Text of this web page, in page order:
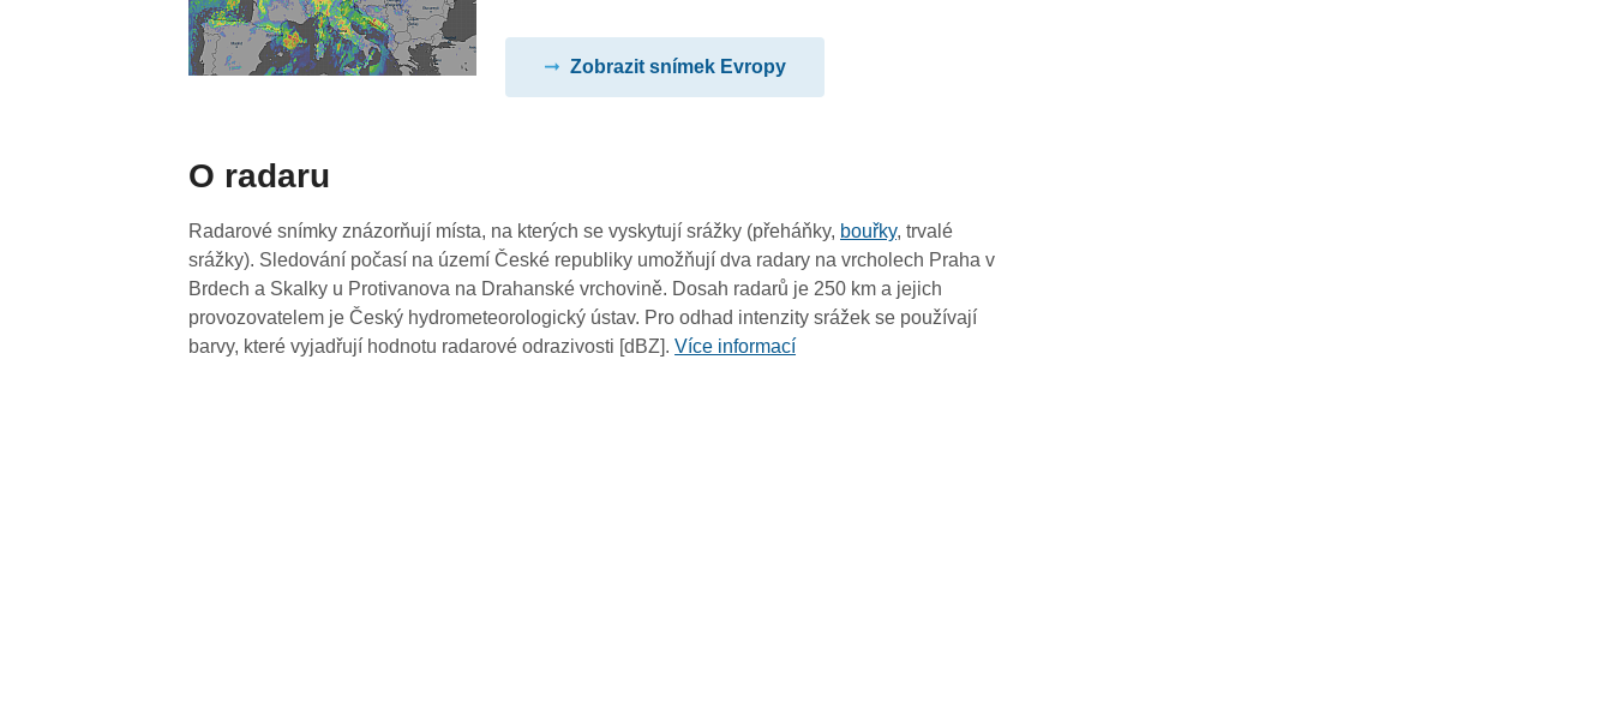
00:35
00:25
00:15
00:05
Zobrazit snímek Evropy
O radaru
Radarové snímky znázorňují místa, na kterých se vyskytují srážky (přeháňky, bouřky, trvalé
srážky). Sledování počasí na území České republiky umožňují dva radary na vrcholech Praha v
Brdech a Skalky u Protivanova na Drahanské vrchovině. Dosah radarů je 250 km a jejich
provozovatelem je Český hydrometeorologický ústav. Pro odhad intenzity srážek se používají
barvy, které vyjadřují hodnotu radarové odrazivosti [dBZ].Více informací